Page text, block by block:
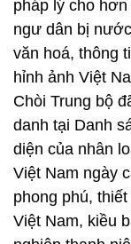
pháp lý cho
ngư dân bị
văn hoá, thông
hỉnh ảnh Việt
Chòi Trung bộ
danh tại Danh
diện của nhân
Việt Nam ngày
phong phú,
Việt Nam, kiều